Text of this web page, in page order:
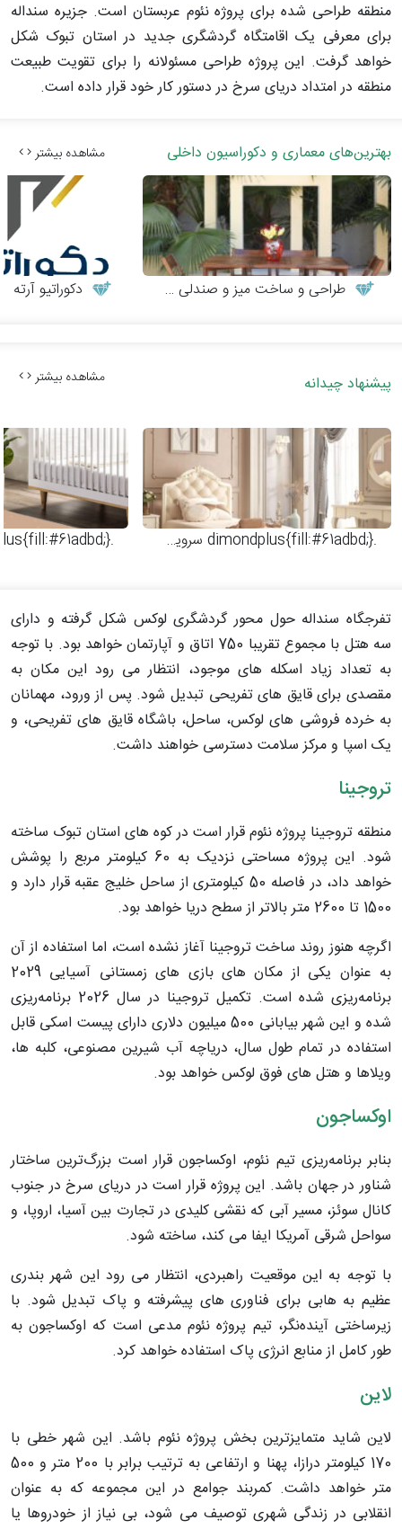
منطقه طراحی شده برای پروژه نئوم عربستان است. جزیره سنداله
برای معرفی یک اقامتگاه گردشگری جدید در استان تبوک شکل
خواهد گرفت. این پروژه طراحی مسئولانه را برای تقویت طبیعت
منطقه در امتداد دریای سرخ در دستور کار خود قرار داده است.
بهترین‌های معماری و دکوراسیون داخلی مشاهده بیشتر
طراحی و ساخت میز و صندلی چوبی دکوراتیو آرته
پیشنهاد چیدانه مشاهده بیشتر
.dimondplus{fill:#61adbd;} سرویس خواب نوجوان مدل کاترینا .dimondplus{fill:#61adbd;}
تفرجگاه سنداله حول محور گردشگری لوکس شکل گرفته و دارای
سه هتل با مجموع تقریبا 750 اتاق و آپارتمان خواهد بود. با توجه
به تعداد زیاد اسکله های موجود، انتظار می رود این مکان به
مقصدی برای قایق های تفریحی تبدیل شود. پس از ورود، مهمانان
به خرده فروشی های لوکس، ساحل، باشگاه قایق های تفریحی، و
یک اسپا و مرکز سلامت دسترسی خواهند داشت.
تروجینا
منطقه تروجینا پروژه نئوم قرار است در کوه های استان تبوک ساخته
شود. این پروژه مساحتی نزدیک به 60 کیلومتر مربع را پوشش
خواهد داد، در فاصله 50 کیلومتری از ساحل خلیج عقبه قرار دارد و
1500 تا 2600 متر بالاتر از سطح دریا خواهد بود.
اگرچه هنوز روند ساخت تروجینا آغاز نشده است، اما استفاده از آن
به عنوان یکی از مکان های بازی های زمستانی آسیایی 2029
برنامه‌ریزی شده است. تکمیل تروجینا در سال 2026 برنامه‌ریزی
شده و این شهر بیابانی 500 میلیون دلاری دارای پیست اسکی قابل
استفاده در تمام طول سال، دریاچه آب شیرین مصنوعی، کلبه ها،
ویلاها و هتل های فوق لوکس خواهد بود.
اوکساجون
بنابر برنامه‌ریزی تیم نئوم، اوکساجون قرار است بزرگ‌ترین ساختار
شناور در جهان باشد. این پروژه قرار است در دریای سرخ در جنوب
کانال سوئز، مسیر آبی که نقشی کلیدی در تجارت بین آسیا، اروپا، و
سواحل شرقی آمریکا ایفا می کند، ساخته شود.
با توجه به این موقعیت راهبردی، انتظار می رود این شهر بندری
عظیم به هابی برای فناوری های پیشرفته و پاک تبدیل شود. با
زیرساختی آینده‌نگر، تیم پروژه نئوم مدعی است که اوکساجون به
طور کامل از منابع انرژی پاک استفاده خواهد کرد.
لاین
لاین شاید متمایزترین بخش پروژه نئوم باشد. این شهر خطی با
170 کیلومتر درازا، پهنا و ارتفاعی به ترتیب برابر با 200 متر و 500
متر خواهد داشت. کمربند جوامع در این مجموعه که به عنوان
انقلابی در زندگی شهری توصیف می شود، بی نیاز از خودروها یا